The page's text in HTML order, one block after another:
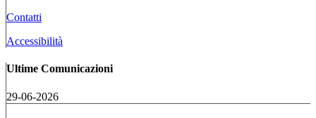
Contatti
Accessibilità
Ultime Comunicazioni
29-06-2026